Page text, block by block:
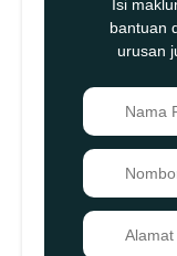
Isi
bantuan
urusan